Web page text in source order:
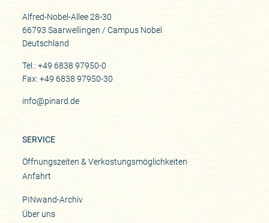
Alfred-Nobel-Allee 28-30
66793 Saarwellingen / Campus Nobel
Deutschland
Tel.: +49 6838 97950-0
Fax: +49 6838 97950-30
info@pinard.de
SERVICE
Öffnungszeiten & Verkostungsmöglichkeiten
Anfahrt
PINwand-Archiv
Über uns